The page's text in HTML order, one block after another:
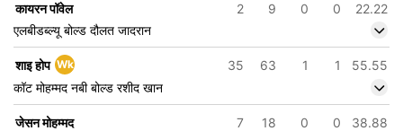
कायरन पॉवेल 2 9 0 0
22.22
एलबीडब्ल्यू बोल्ड दौलत जादरान
शाइ होप Wk 35 63 1 1
55.55
कॉट मोहम्मद नबी बोल्ड रशीद खान
जेसन मोहम्मद 7 18 0 0
38.88